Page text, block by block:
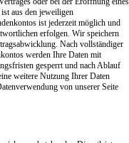
aus den jeweiligen
ist jederzeit möglich und
erfolgen. Wir speichern
Nach vollständiger
werden Ihre Daten mit
gesperrt und nach Ablauf
weitere Nutzung Ihrer Daten
von unserer Seite